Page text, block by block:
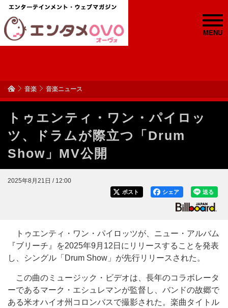
MENU
音楽 音楽ニュース
トゥエンティ・ワン・パイロッ
ツ、ドラムが際立つ「Drum
Show」MV公開
2025年8月21日 / 12:00
送る
シェア
ポスト
トゥエンティ・ワン・パイロッツが、ニュー・アルバム
『ブリーチ』を2025年9月12日にリリースすることを発表
し、シングル「Drum Show」が先行リリースされた。
この曲のミュージック・ビデオは、長年のコラボレータ
ーであるマーク・エシュレマンが監督し、バンドの故郷で
ある米オハイオ州コロンバスで撮影された。楽曲タイトル